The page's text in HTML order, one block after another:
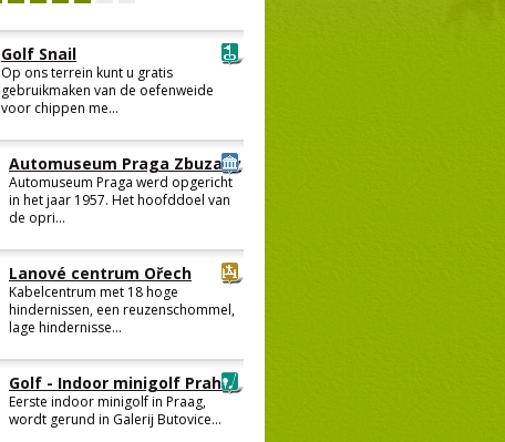
Golf Snail
Op ons terrein kunt u gratis
gebruikmaken van de oefenweide
voor chippen me...
Automuseum Praga Zbuzany
Automuseum Praga werd opgericht
in het jaar 1957. Het hoofddoel van
de opri...
Lanové centrum Ořech
Kabelcentrum met 18 hoge
hindernissen, een reuzenschommel,
lage hindernisse...
Golf - Indoor minigolf Praha
Eerste indoor minigolf in Praag,
wordt gerund in Galerij Butovice...